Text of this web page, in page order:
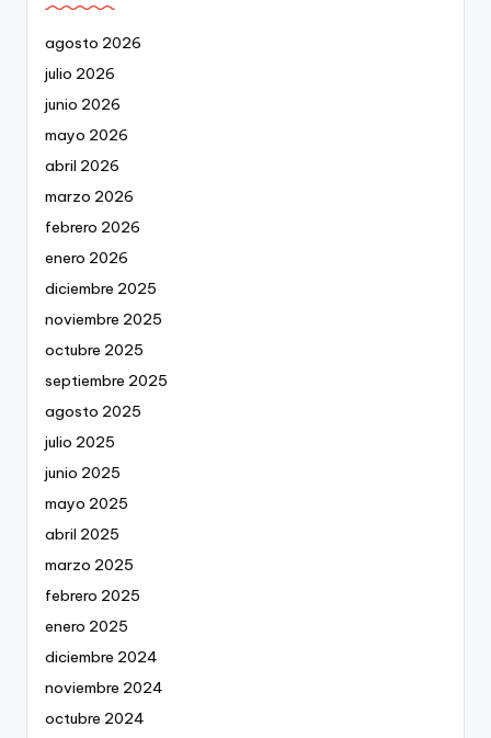
agosto 2026
julio 2026
junio 2026
mayo 2026
abril 2026
marzo 2026
febrero 2026
enero 2026
diciembre 2025
noviembre 2025
octubre 2025
septiembre 2025
agosto 2025
julio 2025
junio 2025
mayo 2025
abril 2025
marzo 2025
febrero 2025
enero 2025
diciembre 2024
noviembre 2024
octubre 2024